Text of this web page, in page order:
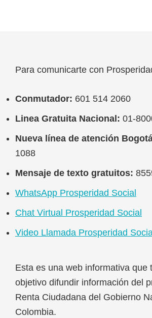
Para comunicarte con
Conmutador: 601 514 2060
Linea Gratuita Nacional: 01-
Nueva línea de atención
1088
Mensaje de texto gratuitos:
WhatsApp Prosperidad Social
Chat Virtual Prosperidad Social
Video Llamada Prosperidad
Esta es una web informativa que
objetivo difundir información del
Renta Ciudadana del Gobierno
Colombia.